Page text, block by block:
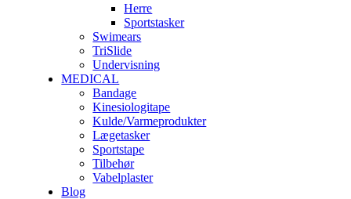
Herre
Sportstasker
Swimears
TriSlide
Undervisning
MEDICAL
Bandage
Kinesiologitape
Kulde/Varmeprodukter
Lægetasker
Sportstape
Tilbehør
Vabelplaster
Blog